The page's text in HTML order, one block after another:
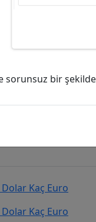
Euro
Euro
kurcevir.net
Kaç Euro
Kaç Euro
ve sorunsuz bir